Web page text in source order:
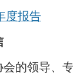
度报告
的领导、